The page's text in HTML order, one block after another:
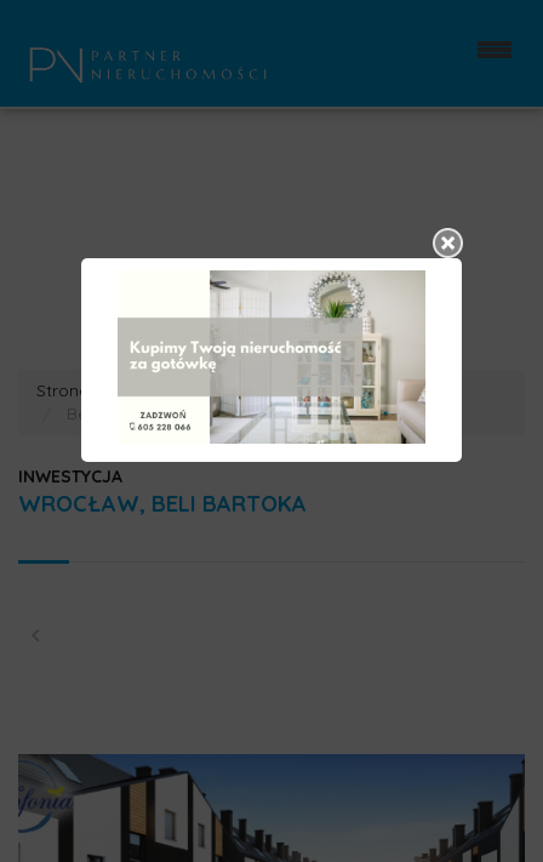
Strona główna Inwestycje
Wrocław
Beli Bartoka
WROCŁAW, BELI BARTOKA
INWESTYCJA